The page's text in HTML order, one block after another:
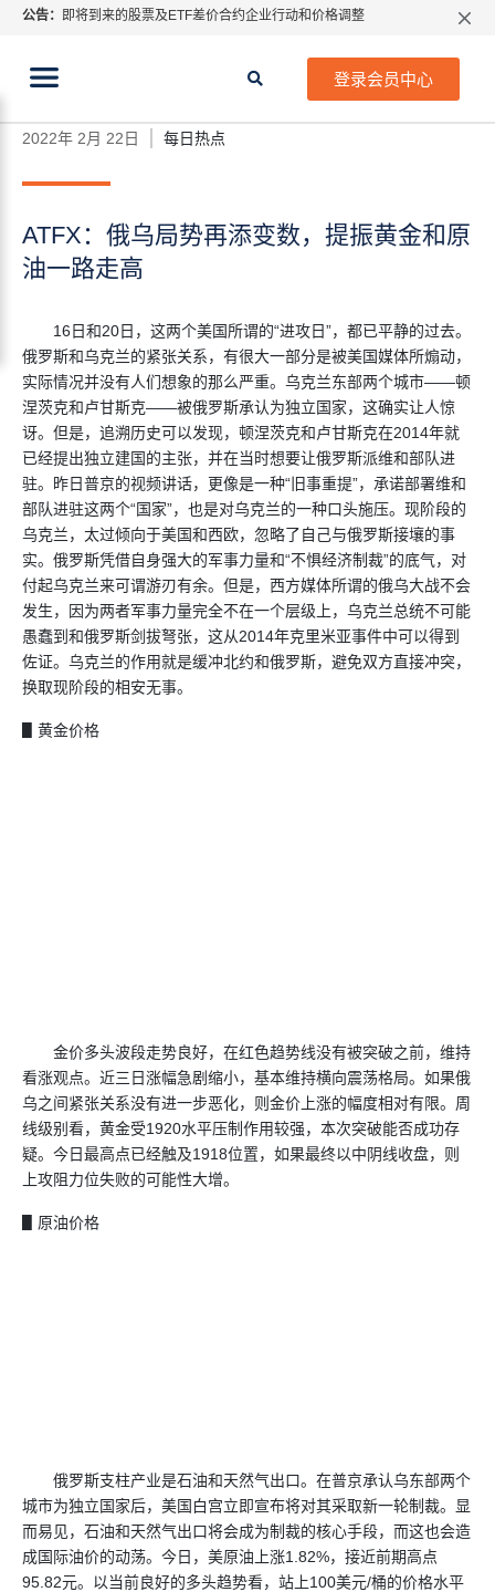
公告： 即将到来的股票及ETF差价合约企业行动和价格调整
ATFX呼吁推进金融市场合规、安全、有序、良性发展
登录会员中心
当前位置:
ATFX：俄乌局势再添变数，提振黄
金和原油一路走高
2022年 2月 22日 每日热点
ATFX：俄乌局势再添变数，提振黄金和原
油一路走高
16日和20日，这两个美国所谓的“进攻日”，都已平静的过去。
俄罗斯和乌克兰的紧张关系，有很大一部分是被美国媒体所煽动，
实际情况并没有人们想象的那么严重。乌克兰东部两个城市——顿
涅茨克和卢甘斯克——被俄罗斯承认为独立国家，这确实让人惊
讶。但是，追溯历史可以发现，顿涅茨克和卢甘斯克在2014年就
已经提出独立建国的主张，并在当时想要让俄罗斯派维和部队进
驻。昨日普京的视频讲话，更像是一种“旧事重提”，承诺部署维和
部队进驻这两个“国家”，也是对乌克兰的一种口头施压。现阶段的
乌克兰，太过倾向于美国和西欧，忽略了自己与俄罗斯接壤的事
实。俄罗斯凭借自身强大的军事力量和“不惧经济制裁”的底气，对
付起乌克兰来可谓游刃有余。但是，西方媒体所谓的俄乌大战不会
发生，因为两者军事力量完全不在一个层级上，乌克兰总统不可能
愚蠢到和俄罗斯剑拔弩张，这从2014年克里米亚事件中可以得到
佐证。乌克兰的作用就是缓冲北约和俄罗斯，避免双方直接冲突，
换取现阶段的相安无事。
▋黄金价格
金价多头波段走势良好，在红色趋势线没有被突破之前，维持
看涨观点。近三日涨幅急剧缩小，基本维持横向震荡格局。如果俄
乌之间紧张关系没有进一步恶化，则金价上涨的幅度相对有限。周
线级别看，黄金受1920水平压制作用较强，本次突破能否成功存
疑。今日最高点已经触及1918位置，如果最终以中阴线收盘，则
上攻阻力位失败的可能性大增。
▋原油价格
俄罗斯支柱产业是石油和天然气出口。在普京承认乌东部两个
城市为独立国家后，美国白宫立即宣布将对其采取新一轮制裁。显
而易见，石油和天然气出口将会成为制裁的核心手段，而这也会造
成国际油价的动荡。今日，美原油上涨1.82%，接近前期高点
95.82元。以当前良好的多头趋势看，站上100美元/桶的价格水平